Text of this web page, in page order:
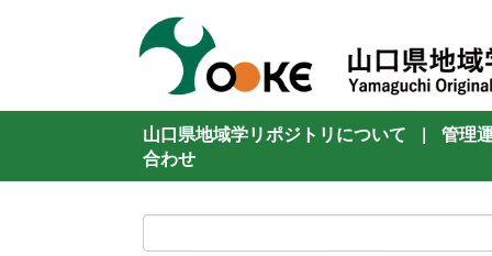
山口県地域学リポジトリについて |
管理
合わせ